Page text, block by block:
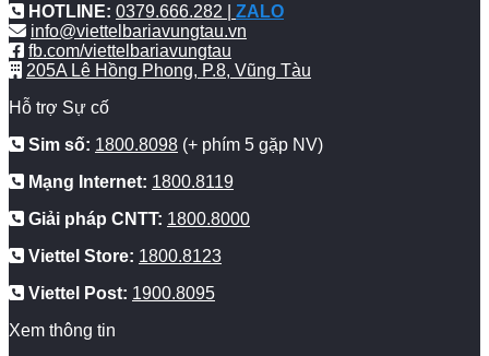
HOTLINE: 0379.666.282 | ZALO
info@viettelbariavungtau.vn
fb.com/viettelbariavungtau
205A Lê Hồng Phong, P.8, Vũng Tàu
Hỗ trợ Sự cố
Sim số: 1800.8098 (+ phím 5 gặp NV)
Mạng Internet: 1800.8119
Giải pháp CNTT: 1800.8000
Viettel Store: 1800.8123
Viettel Post: 1900.8095
Xem thông tin